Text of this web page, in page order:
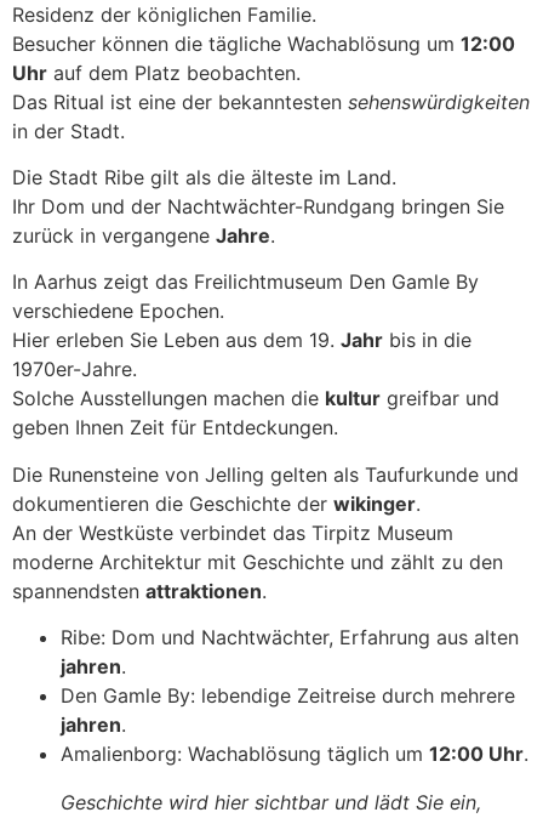
Residenz der königlichen Familie.
Besucher können die tägliche Wachablösung um 12:00
Uhr auf dem Platz beobachten.
Das Ritual ist eine der bekanntesten sehenswürdigkeiten
in der Stadt.
Die Stadt Ribe gilt als die älteste im Land.
Ihr Dom und der Nachtwächter-Rundgang bringen Sie
zurück in vergangene Jahre.
In Aarhus zeigt das Freilichtmuseum Den Gamle By
verschiedene Epochen.
Hier erleben Sie Leben aus dem 19. Jahr bis in die
1970er-Jahre.
Solche Ausstellungen machen die kultur greifbar und
geben Ihnen Zeit für Entdeckungen.
Die Runensteine von Jelling gelten als Taufurkunde und
dokumentieren die Geschichte der wikinger.
An der Westküste verbindet das Tirpitz Museum
moderne Architektur mit Geschichte und zählt zu den
spannendsten attraktionen.
Ribe: Dom und Nachtwächter, Erfahrung aus alten
jahren.
Den Gamle By: lebendige Zeitreise durch mehrere
jahren.
Amalienborg: Wachablösung täglich um 12:00 Uhr.
Geschichte wird hier sichtbar und lädt Sie ein,